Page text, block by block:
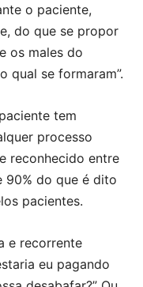
o paciente,
do que se propor
os males do
qual se formaram”.
tem
processo
reconhecido entre
90% do que é dito
pacientes.
e recorrente
eu pagando